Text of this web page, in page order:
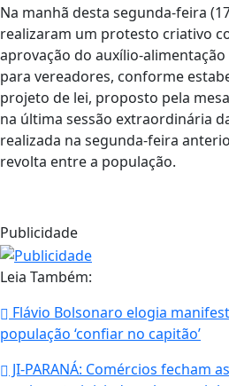
Na manhã desta segunda-feira
realizaram um protesto criativo
aprovação do auxílio-alimentação
para vereadores, conforme
projeto de lei, proposto pela
na última sessão extraordinária
realizada na segunda-feira
revolta entre a população.
Publicidade
Leia Também:
Flávio Bolsonaro elogia
população ‘confiar no capitão’
JI-PARANÁ: Comércios fecham